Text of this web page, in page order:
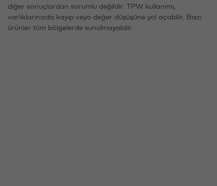
diğer sonuçlardan sorumlu değildir. TPW kullanımı,
varlıklarınızda kayıp veya değer düşüşüne yol açabilir. Bazı
ürünler tüm bölgelerde sunulmayabilir.